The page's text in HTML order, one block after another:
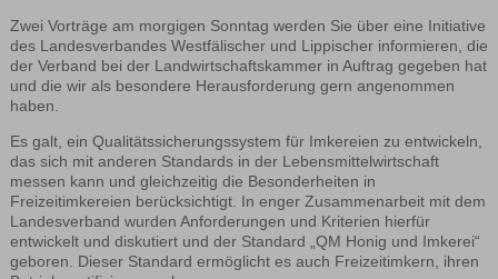
Zwei Vorträge am morgigen Sonntag werden Sie über eine Initiative
des Landesverbandes Westfälischer und Lippischer informieren, die
der Verband bei der Landwirtschaftskammer in Auftrag gegeben hat
und die wir als besondere Herausforderung gern angenommen
haben.
Es galt, ein Qualitätssicherungssystem für Imkereien zu entwickeln,
das sich mit anderen Standards in der Lebensmittelwirtschaft
messen kann und gleichzeitig die Besonderheiten in
Freizeitimkereien berücksichtigt. In enger Zusammenarbeit mit dem
Landesverband wurden Anforderungen und Kriterien hierfür
entwickelt und diskutiert und der Standard „QM Honig und Imkerei“
geboren. Dieser Standard ermöglicht es auch Freizeitimkern, ihren